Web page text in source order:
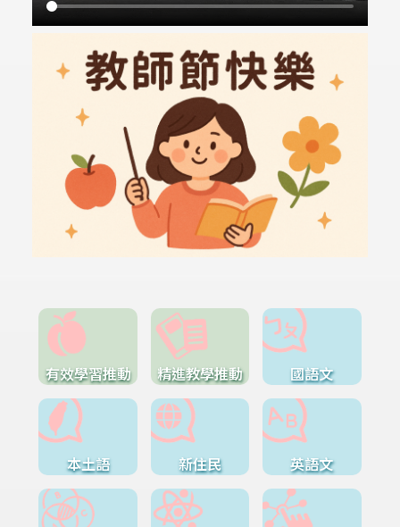
有效學習推動 精進教學推動 國語文
本土語 新住民 英語文